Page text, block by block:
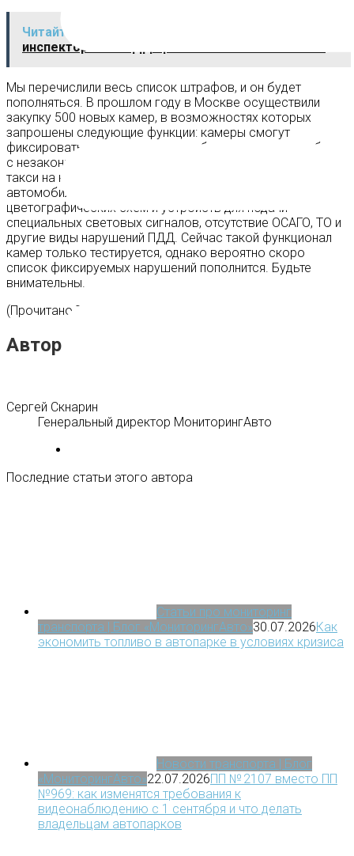
Читайте также:
инспектором ГИБДД при остановке автомобиля
Мы перечислили весь список штрафов, и он будет
пополняться. В прошлом году в Москве осуществили
закупку 500 новых камер, в возможностях которых
запрошены следующие функции: камеры смогут
фиксировать езду на мотоцикле без шлема, автомобили
с незаконной установкой опознавательного фонаря
такси на крыше, стоянку и проезд на велодорожках,
автомобилей с незаконной установкой
цветографических схем и устройств для подачи
специальных световых сигналов, отсутствие ОСАГО, ТО и
другие виды нарушений ПДД. Сейчас такой функционал
камер только тестируется, однако вероятно скоро
список фиксируемых нарушений пополнится. Будьте
внимательны.
(Прочитано 712 раз, 1 сегодня)
Автор статьи
Сергей Скнарин
Генеральный директор МониторингАвто
Последние статьи этого автора
Статьи про мониторинг
транспорта | Блог «МониторингАвто»30.07.2026Как
экономить топливо в автопарке в условиях кризиса
Новости транспорта | Блог
«МониторингАвто»22.07.2026ПП № 2107 вместо ПП
№969: как изменятся требования к
видеонаблюдению с 1 сентября и что делать
владельцам автопарков